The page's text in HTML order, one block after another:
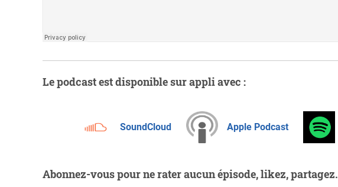
Le podcast est disponible sur appli avec :
SoundCloud Apple Podcast
Abonnez-vous pour ne rater aucun épisode, likez, partagez.